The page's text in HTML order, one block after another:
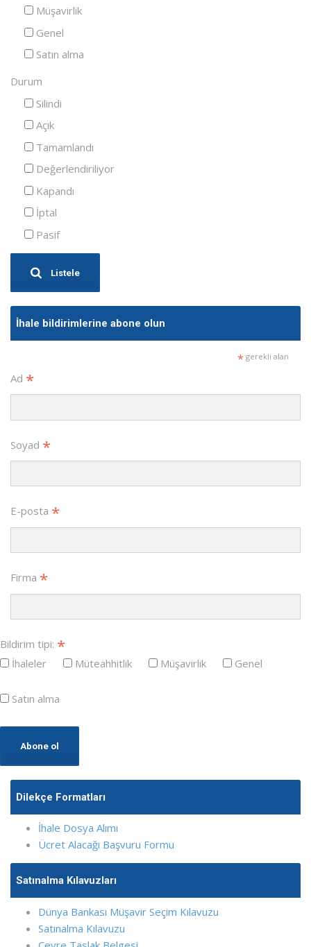
Müşavirlik
Genel
Satın alma
Durum
Silindi
Açık
Tamamlandı
Değerlendiriliyor
Kapandı
İptal
Pasif
Listele
İhale bildirimlerine abone olun
* gerekli alan
Ad *
Soyad *
E-posta *
Firma *
Bildirim tipi: *
İhaleler Müteahhitlik Müşavirlik Genel
Satın alma
Dilekçe Formatları
İhale Dosya Alımı
Ücret Alacağı Başvuru Formu
Satınalma Kılavuzları
Dünya Bankası Müşavir Seçim Kılavuzu
Satınalma Kılavuzu